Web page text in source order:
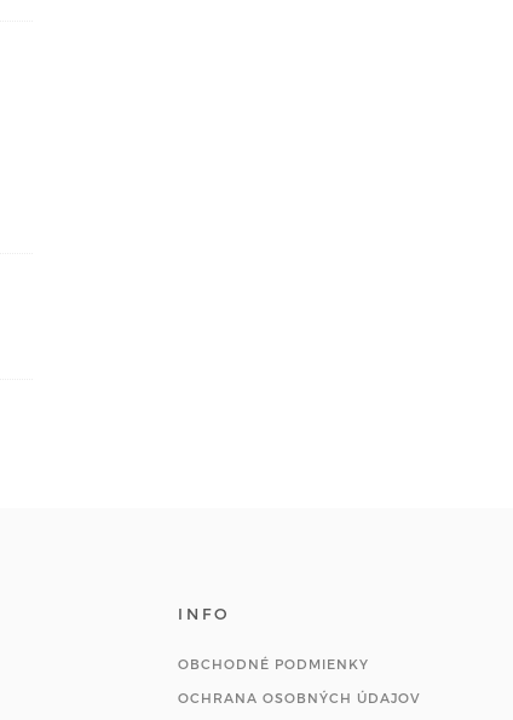
INFO
OBCHODNÉ PODMIENKY
OCHRANA OSOBNÝCH ÚDAJOV